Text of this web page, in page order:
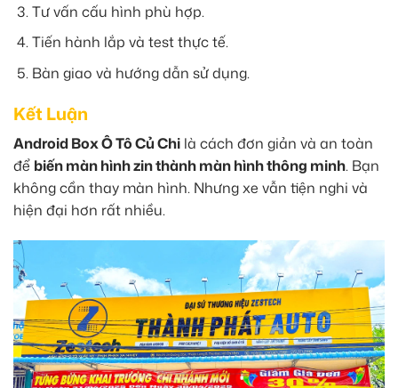
Tư vấn cấu hình phù hợp.
Tiến hành lắp và test thực tế.
Bàn giao và hướng dẫn sử dụng.
Kết Luận
Android Box Ô Tô Củ Chi là cách đơn giản và an toàn
để biến màn hình zin thành màn hình thông minh. Bạn
không cần thay màn hình. Nhưng xe vẫn tiện nghi và
hiện đại hơn rất nhiều.